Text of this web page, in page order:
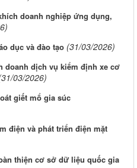
doanh nghiệp ứng dụng,
dục và đào tạo (31/03/2026)
doanh dịch vụ kiểm định xe cơ
03/2026)
giết mổ gia súc
điện và phát triển điện mặt
thiện cơ sở dữ liệu quốc gia